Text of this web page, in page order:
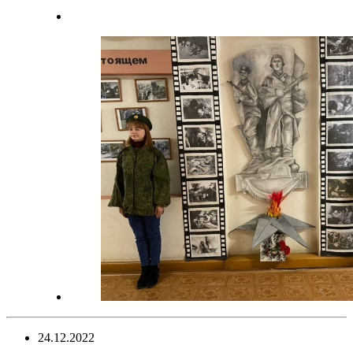
24.12.2022